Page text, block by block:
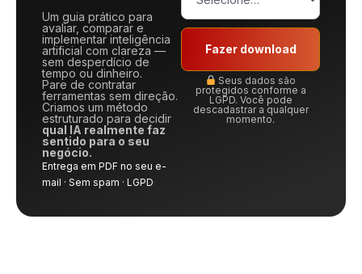
Um guia prático para
avaliar, comparar e
implementar inteligência
artificial com clareza —
sem desperdício de
tempo ou dinheiro.
Pare de contratar
ferramentas sem direção.
Criamos um método
estruturado para decidir
qual IA realmente faz
sentido para o seu
negócio.
Entrega em PDF no seu e-
mail · Sem spam · LGPD
Fazer download
Seus dados são
protegidos conforme a
LGPD. Você pode
descadastrar a qualquer
momento.